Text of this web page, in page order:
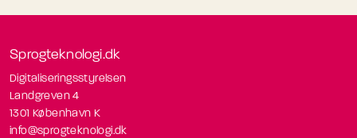
Sprogteknologi.dk
Digitaliseringsstyrelsen
Landgreven 4
1301 København K
info@sprogteknologi.dk